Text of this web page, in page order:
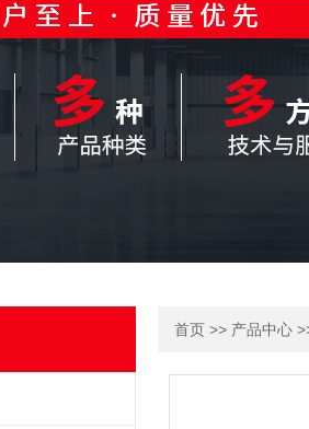
首页 >> 产品中心